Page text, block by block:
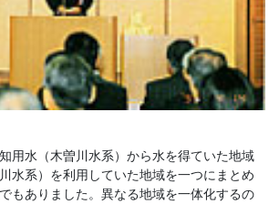
用水（木曽川水系）から水を得ていた地域
水系）を利用していた地域を一つにまとめ
もありました。異なる地域を一体化するの